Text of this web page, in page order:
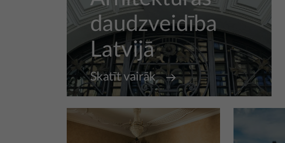
daudzveidība
Latvijā
Skatīt vairāk